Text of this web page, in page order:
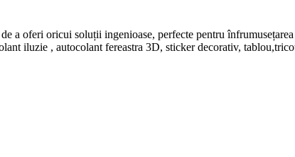
a oferi oricui soluții ingenioase, perfecte pentru
iluzie , autocolant fereastra 3D, sticker decorativ,